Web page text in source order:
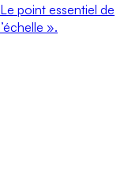
point essentiel de
».